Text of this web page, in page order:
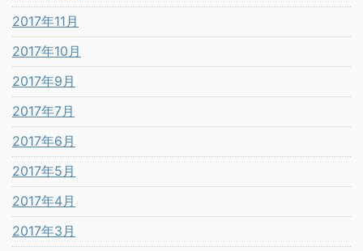
2017年11月
2017年10月
2017年9月
2017年7月
2017年6月
2017年5月
2017年4月
2017年3月